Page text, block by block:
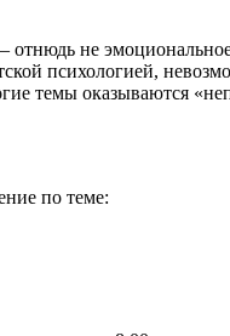
отнюдь не
психологией,
темы оказываются
по теме: